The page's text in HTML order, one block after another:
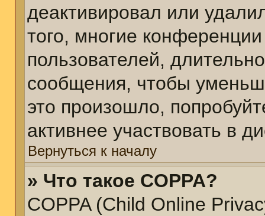
деактивировал или
того, многие
пользователей,
сообщения, чтобы
это произошло,
активнее участвовать в
Вернуться к началу
» Что такое COPPA?
COPPA (Child Online